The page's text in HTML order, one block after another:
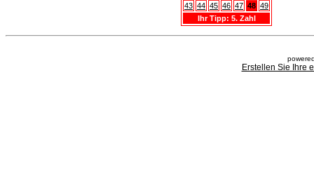
43 44 45 46 47 48 49
Ihr Tipp: 5. Zahl
Erstellen Sie Ihre